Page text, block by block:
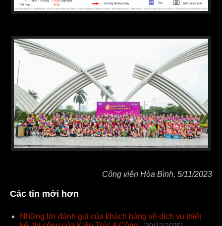
Công viên Hòa Bình, 5/11/2023
Các tin mới hơn
Những lời đánh giá của khách hàng về dịch vụ thiết